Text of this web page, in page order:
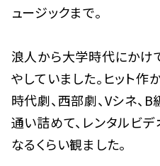
ュージックまで。
浪人から大学時代にかけ
やしていました。ヒット作
時代劇、西部劇、Vシネ、
通い詰めて、レンタルビ
なるくらい観ました。